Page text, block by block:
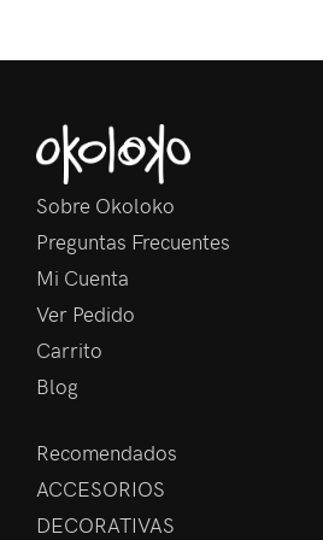
Sobre Okoloko
Preguntas Frecuentes
Mi Cuenta
Ver Pedido
Carrito
Blog
Recomendados
ACCESORIOS
DECORATIVAS